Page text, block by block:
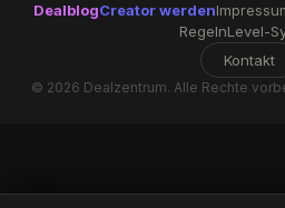
DealblogCreator werden
RegelnLevel-
Kontakt
© 2026 Dealzentrum. Alle Rechte